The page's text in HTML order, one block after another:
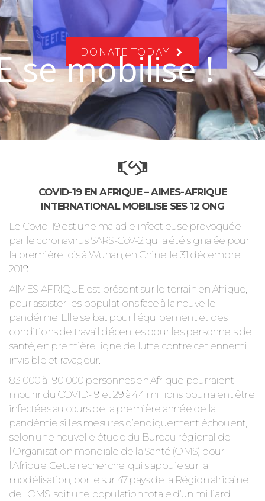
DONATE TODAY
se mobilise !
COVID-19 EN AFRIQUE – AIMES-AFRIQUE
INTERNATIONAL MOBILISE SES 12 ONG
Le Covid-19 est une maladie infectieuse provoquée
par le coronavirus SARS-CoV-2 qui a été signalée pour
la première fois à Wuhan, en Chine, le 31 décembre
2019.
AIMES-AFRIQUE est présent sur le terrain en Afrique,
pour assister les populations face à la nouvelle
pandémie. Elle se bat pour l’équipement et des
conditions de travail décentes pour les personnels de
santé, en première ligne de lutte contre cet ennemi
invisible et ravageur.
83 000 à 190 000 personnes en Afrique pourraient
mourir du COVID-19 et 29 à 44 millions pourraient être
infectées au cours de la première année de la
pandémie si les mesures d’endiguement échouent,
selon une nouvelle étude du Bureau régional de
l’Organisation mondiale de la Santé (OMS) pour
l’Afrique. Cette recherche, qui s’appuie sur la
modélisation, porte sur 47 pays de la Région africaine
de l’OMS, soit une population totale d’un milliard